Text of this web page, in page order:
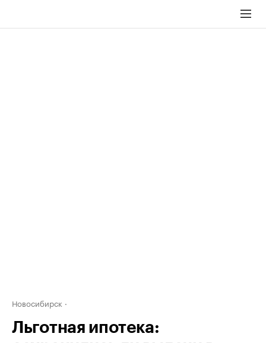
Новосибирск
Льготная ипотека: